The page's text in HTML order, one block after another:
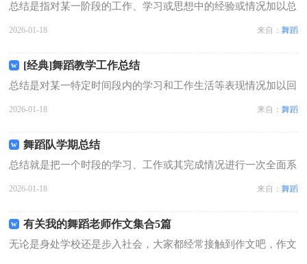
总结是指对某一阶段的工作、学习或思想中的经验或情况加以总
2026-01-18 来自： 舞蹈
[经典]舞蹈教学工作总结
总结是对某一特定时间段内的学习和工作生活等表现情况加以回
2026-01-18 来自： 舞蹈
舞蹈队学期总结
总结就是把一个时段的学习、工作或其完成情况进行一次全面系
2026-01-18 来自： 舞蹈
有关我的舞蹈老师作文集合5篇
无论是身处学校还是步入社会，大家都经常接触到作文吧，作文